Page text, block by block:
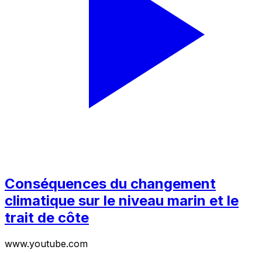
Conséquences du changement
climatique sur le niveau marin et le
trait de côte
www.youtube.com